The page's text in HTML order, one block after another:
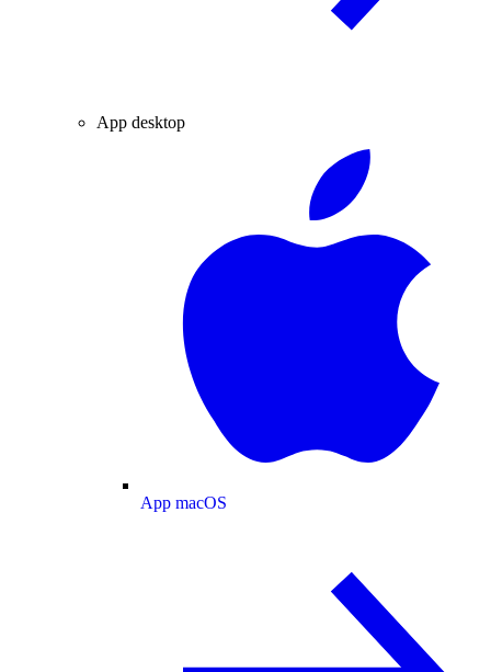
App desktop
App macOS